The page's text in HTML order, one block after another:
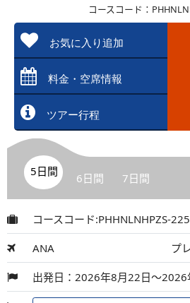
コースコード：
お気に入り追加
料金・空席情報
ツアー行程
5日間 6日間 7日間
コースコード:PHHNLNHPZS-225
ANA プ
出発日：2026年8月22日～2026